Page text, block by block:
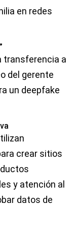
en redes
transferencia a
del gerente
un deepfake
crear sitios
y atención al
datos de